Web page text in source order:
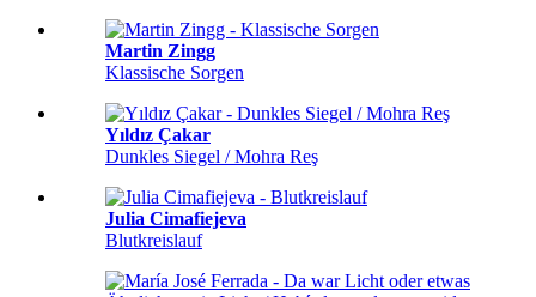
Martin Zingg
Klassische Sorgen
Yıldız Çakar
Dunkles Siegel / Mohra Reş
Julia Cimafiejeva
Blutkreislauf